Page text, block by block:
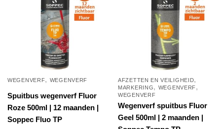
productpagina
productpagina
WEGENVERF, WEGENVERF
Spuitbus wegenverf Fluor
Roze 500ml | 12 maanden |
Soppec Fluo TP
AFZETTEN EN VEILIGHEID,
MARKERING, WEGENVERF,
WEGENVERF
Wegenverf spuitbus Fluor
Geel 500ml | 2 maanden |